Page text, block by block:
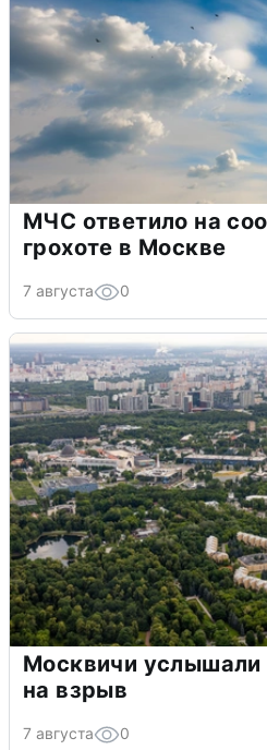
МЧС ответило на
грохоте в Москве
7 августа 0
Москвичи услышали
на взрыв
7 августа 0